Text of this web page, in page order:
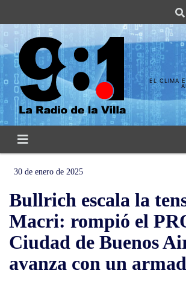
EL CLIMA
30 de enero de 2025
Bullrich escala la
Macri: rompió el
Ciudad de Buenos
avanza con un